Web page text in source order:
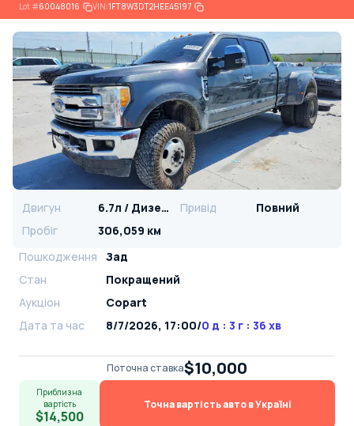
Lot#60048016 VIN:1FT8W3DT2HEE45197
Двигун 6.7л / Дизель Привід
Повний
Пробіг
306,059 км
Пошкодження
Зад
Стан
Покращений
Аукціон
Copart
Дата та час
8/7/2026, 17:00/0 д : 3 г : 36 хв
Поточна ставка$10,000
Приблизна
вартість
$14,500
Точна вартість авто в Україні